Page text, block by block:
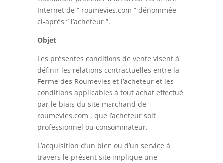
Internet de “ roumevies.com ” dénommée
ci-après “ l’acheteur ”.
Objet
Les présentes conditions de vente visent à
définir les relations contractuelles entre la
Ferme des Roumevies et l’acheteur et les
conditions applicables à tout achat effectué
par le biais du site marchand de
roumevies.com , que l’acheteur soit
professionnel ou consommateur.
L’acquisition d’un bien ou d’un service à
travers le présent site implique une